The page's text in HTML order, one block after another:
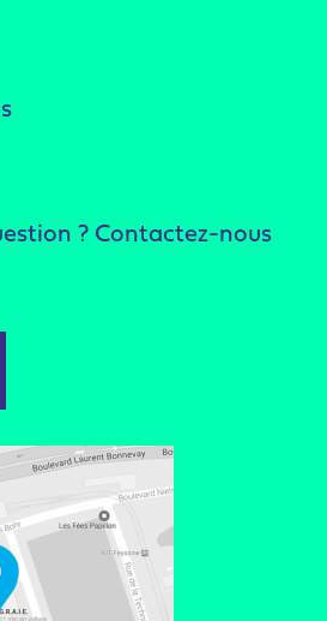
? Contactez-nous